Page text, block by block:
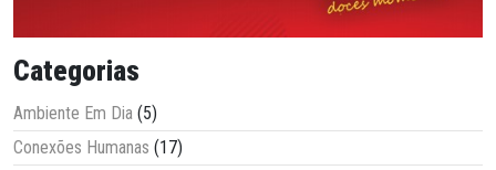
Categorias
Ambiente Em Dia (5)
Conexões Humanas (17)